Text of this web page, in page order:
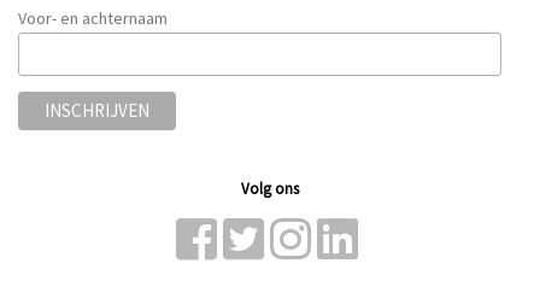
Voor- en achternaam
Volg ons